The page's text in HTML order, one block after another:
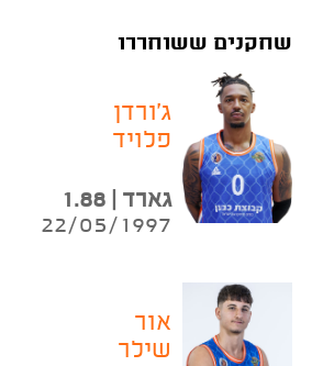
שחקנים ששוחררו
ג'ורדן
פלויד
גארד | 1.88
22/05/1997
אור
שילר